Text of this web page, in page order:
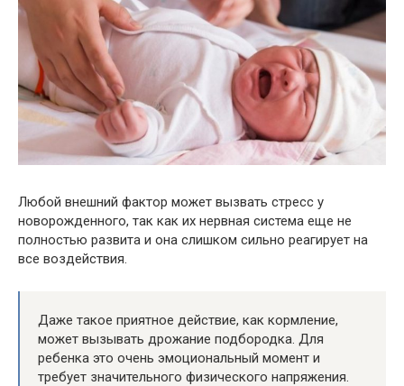
Любой внешний фактор может вызвать стресс у
новорожденного, так как их нервная система еще не
полностью развита и она слишком сильно реагирует на
все воздействия.
Даже такое приятное действие, как кормление,
может вызывать дрожание подбородка. Для
ребенка это очень эмоциональный момент и
требует значительного физического напряжения.